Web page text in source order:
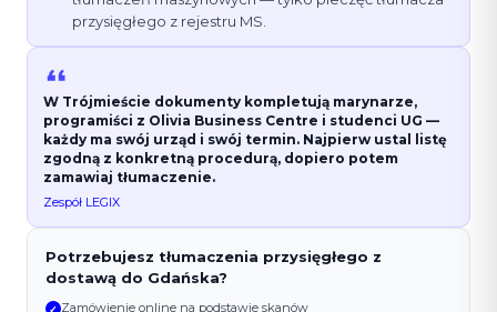
przysięgłego z rejestru MS.
W Trójmieście dokumenty kompletują marynarze,
programiści z Olivia Business Centre i studenci UG —
każdy ma swój urząd i swój termin. Najpierw ustal listę
zgodną z konkretną procedurą, dopiero potem
zamawiaj tłumaczenie.
Zespół LEGIX
Potrzebujesz tłumaczenia przysięgłego z
dostawą do Gdańska?
✓ Zamówienie online na podstawie skanów